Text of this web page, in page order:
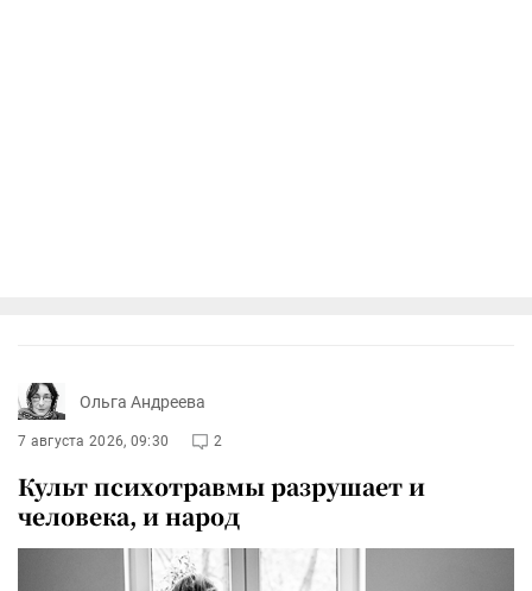
Ольга Андреева
7 августа 2026, 09:30 2
Культ психотравмы разрушает и
человека, и народ